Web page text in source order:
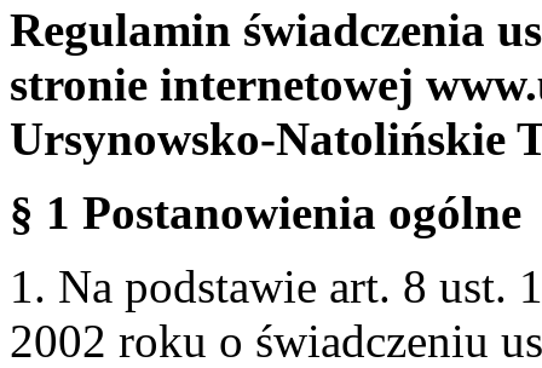
Regulamin świadczenia
stronie internetowej
Ursynowsko-Natolińskie
§ 1 Postanowienia ogólne
1. Na podstawie art. 8 ust.
2002 roku o świadczeniu